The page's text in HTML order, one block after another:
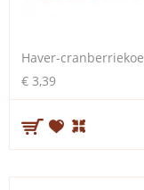
Haver-
€ 3,39